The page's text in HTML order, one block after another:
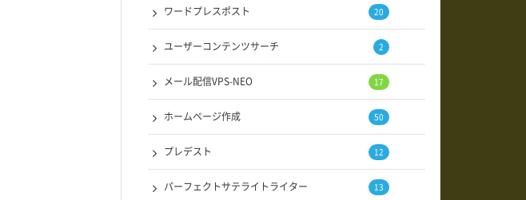
ワードプレスポスト 20
ユーザーコンテンツサーチ 2
メール配信VPS-NEO 17
ホームページ作成 50
プレデスト 12
パーフェクトサテライトライター 13